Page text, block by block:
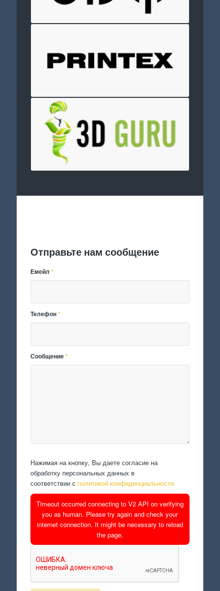
Отправьте нам сообщение
Емейл*
Телефон*
Сообщение*
Нажимая на кнопку, Вы даете согласие на
обработку персональных данных в
соответствии с политикой конфиденциальности
Timeout occurred connecting to V2 API on verifying
you as human. Please try again and check your
internet connection. It might be necessary to reload
the page.